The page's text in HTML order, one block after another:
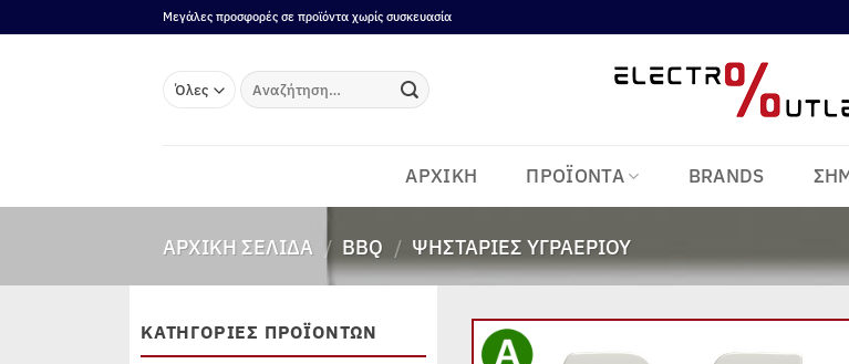
στο
Μεγάλες προσφορές σε προϊόντα χωρίς συσκευασία
Αναζήτηση
για:
ΑΡΧΙΚΗ ΠΡΟΪΟΝΤΑ BRANDS
ΑΡΧΙΚΉ ΣΕΛΊΔΑ / BBQ / ΨΗΣΤΑΡΙΈΣ ΥΓΡΑΕΡΊΟΥ
ΚΑΤΗΓΟΡΙΕΣ ΠΡΟΪΟΝΤΩΝ